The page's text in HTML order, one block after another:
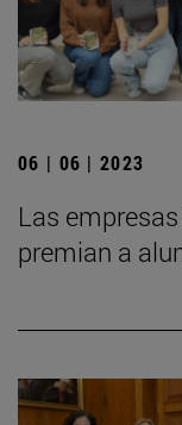
06 | 06 | 2023
Las
premian a